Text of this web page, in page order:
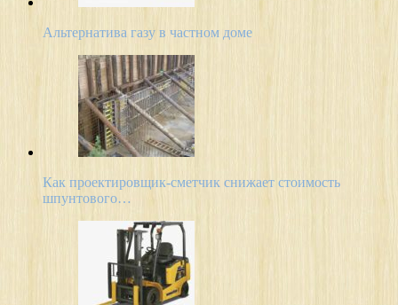
Альтернатива газу в частном доме
Как проектировщик-сметчик снижает стоимость
шпунтового…